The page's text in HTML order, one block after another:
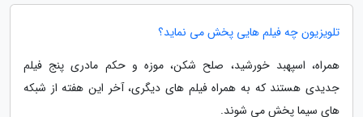
تلویزیون چه فیلم هایی پخش می نماید؟
همراه، اسپهبد خورشید، صلح شکن، موزه و حکم مادری پنج فیلم
جدیدی هستند که به همراه فیلم های دیگری، آخر این هفته از شبکه
های سیما پخش می شوند.